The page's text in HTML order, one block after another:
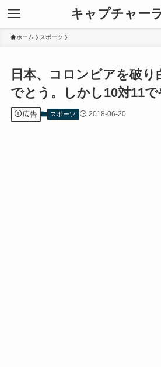
キャプチャー
ホーム スポーツ
日本、コロンビアを破
でとう。しかし10対11で
広告 スポーツ 2018-06-20